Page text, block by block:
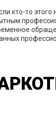
кто-то этого